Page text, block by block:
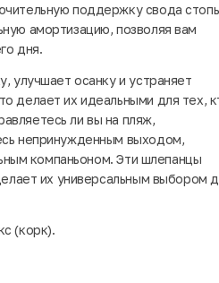
поддержку свода
амортизацию, позволяя вам
дня.
улучшает осанку и устраняет
делает их идеальными для тех,
ли вы на пляж,
непринужденным выходом,
компаньоном. Эти шлепанцы
их универсальным выбором
(корк).